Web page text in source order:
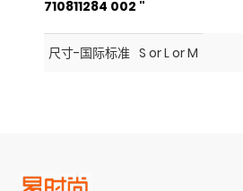
710811284 002 "
尺寸-国际标准 S or L or M